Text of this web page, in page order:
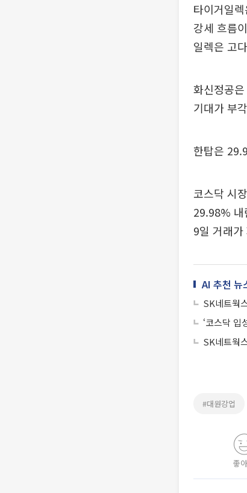
타이거일
강세 흐름
일렉은 고
화신정공
기대가 부
한탑은
코스닥 시
29.98% 내
9일 거래
AI 추천 뉴
SK네트웍
‘코스닥
SK네트웍
#대원강업
좋